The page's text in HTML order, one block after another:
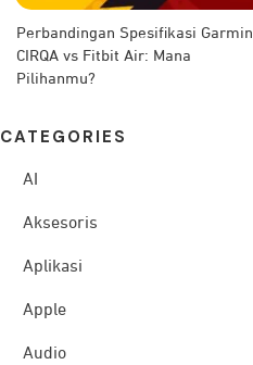
Perbandingan Spesifikasi Garmin
CIRQA vs Fitbit Air: Mana
Pilihanmu?
CATEG ORIES
AI
Aksesoris
Aplikasi
Apple
Audio